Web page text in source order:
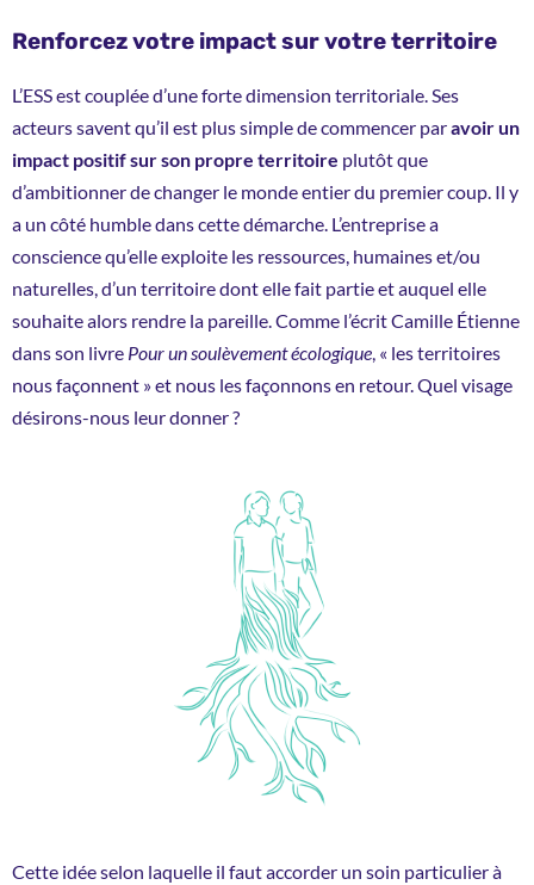
Renforcez votre impact sur votre territoire
L’ESS est couplée d’une forte dimension territoriale. Ses
acteurs savent qu’il est plus simple de commencer paravoir un
impact positif sur son propre territoire plutôt que
d’ambitionner de changer le monde entier du premier coup. Il y
a un côté humble dans cette démarche. L’entreprise a
conscience qu’elle exploite les ressources, humaines et/ou
naturelles, d’un territoire dont elle fait partie et auquel elle
souhaite alors rendre la pareille. Comme l’écrit Camille Étienne
dans son livre Pour un soulèvement écologique, « les territoires
nous façonnent » et nous les façonnons en retour. Quel visage
désirons-nous leur donner ?
Cette idée selon laquelle il faut accorder un soin particulier à